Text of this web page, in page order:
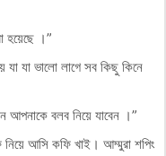
হয়েছে ।”
যা যা ভালো লাগে সব কিছু কিনে
আপনাকে বলব নিয়ে যাবেন ।”
নিয়ে আসি কফি খাই। আম্মুরা শপিং